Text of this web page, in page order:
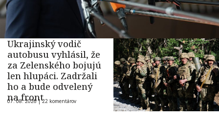
Ukrajinský vodič
autobusu vyhlásil, že
za Zelenského bojujú
len hlupáci. Zadržali
ho a bude odvelený
na front
07. 08. 2026 |22 komentárov